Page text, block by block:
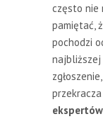
często nie
pamiętać,
pochodzi
najbliższej
ekspertów